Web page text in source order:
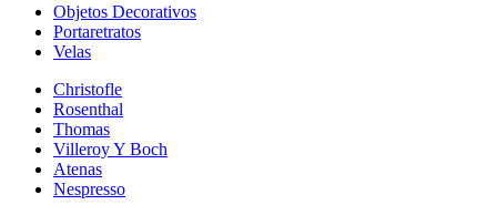
Objetos Decorativos
Portaretratos
Velas
Christofle
Rosenthal
Thomas
Villeroy Y Boch
Atenas
Nespresso